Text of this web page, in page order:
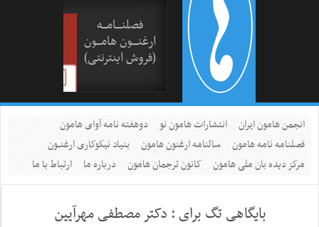
فصلنــــامـــه
ارغنــــون هامـــون
(فروش اینترنتی)
انجمن هامون ایران انتشارات هامون نو
دوهفته نامه آوای هامون
فصلنامه نامه هامون
سالنامه ارغنون هامون
بنیاد نیکوکاری ارغنــون
مرکز دیده بان ملی هامون
کانون ترجمان هامون درباره ما ارتباط با ما
بایگاهی تگ برای : دکتر مصطفی مهرآیین